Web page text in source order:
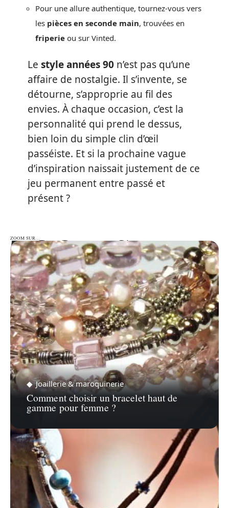
Pour une allure authentique, tournez-vous vers
les pièces en seconde main, trouvées en
friperie ou sur Vinted.
Le style années 90 n’est pas qu’une
affaire de nostalgie. Il s’invente, se
détourne, s’approprie au fil des
envies. À chaque occasion, c’est la
personnalité qui prend le dessus,
bien loin du simple clin d’œil
passéiste. Et si la prochaine vague
d’inspiration naissait justement de ce
jeu permanent entre passé et
présent ?
ZOOM SUR…
ZOOM SUR…
Joaillerie & maroquinerie
Comment choisir un bracelet haut de
gamme pour femme ?